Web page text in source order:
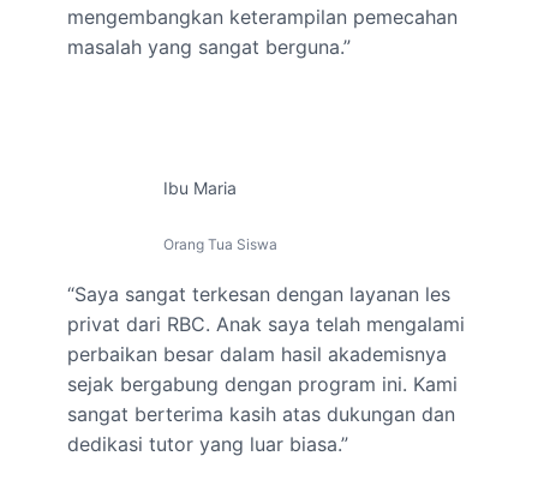
mengembangkan keterampilan pemecahan
masalah yang sangat berguna.”
Ibu Maria
Orang Tua Siswa
“Saya sangat terkesan dengan layanan les
privat dari RBC. Anak saya telah mengalami
perbaikan besar dalam hasil akademisnya
sejak bergabung dengan program ini. Kami
sangat berterima kasih atas dukungan dan
dedikasi tutor yang luar biasa.”